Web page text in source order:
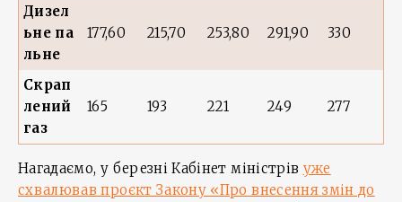
Дизел
ьне па
льне
177,60 215,70 253,80 291,90 330
Скрап
лений
газ
165 193 221 249 277
Нагадаємо, у березні Кабінет міністрів уже
схвалював проєкт Закону «Про внесення змін до